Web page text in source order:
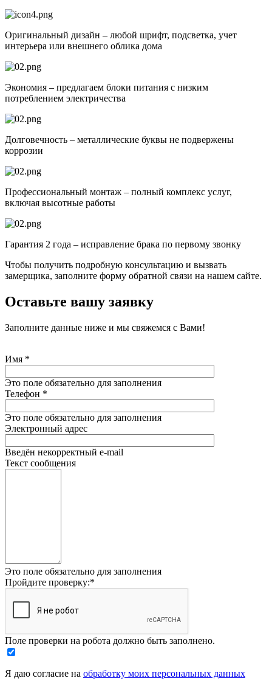
Оригинальный дизайн – любой шрифт, подсветка, учет
интерьера или внешнего облика дома
Экономия – предлагаем блоки питания с низким
потреблением электричества
Долговечность – металлические буквы не подвержены
коррозии
Профессиональный монтаж – полный комплекс услуг,
включая высотные работы
Гарантия 2 года – исправление брака по первому звонку
Чтобы получить подробную консультацию и вызвать
замерщика, заполните форму обратной связи на нашем сайте.
Оставьте вашу заявку
Заполните данные ниже и мы свяжемся с Вами!
Имя *
Это поле обязательно для заполнения
Телефон *
Это поле обязательно для заполнения
Электронный адрес
Введён некорректный e-mail
Текст сообщения
Это поле обязательно для заполнения
Пройдите проверку:*
Поле проверки на робота должно быть заполнено.
Я даю согласие на обработку моих персональных данных